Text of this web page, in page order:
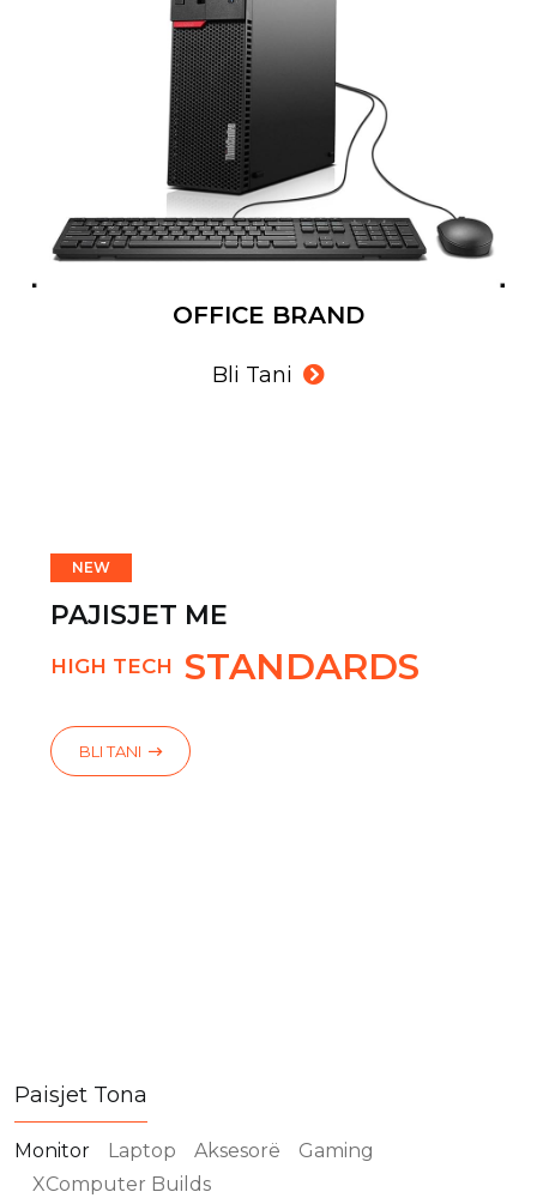
OFFICE BRAND
Bli Tani
NEW
PAJISJET ME
HIGH TECH STANDARDS
BLI TANI
Paisjet Tona
Monitor Laptop Aksesorë
Gaming
XComputer Builds